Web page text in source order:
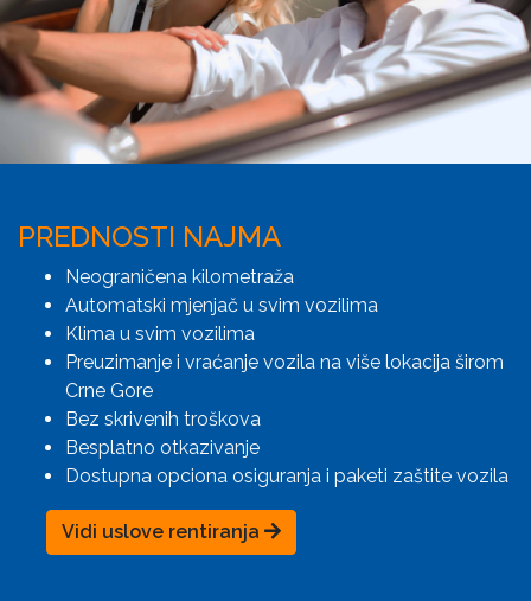
PREDNOSTI NAJMA
Neograničena kilometraža
Automatski mjenjač u svim vozilima
Klima u svim vozilima
Preuzimanje i vraćanje vozila na više lokacija širom
Crne Gore
Bez skrivenih troškova
Besplatno otkazivanje
Dostupna opciona osiguranja i paketi zaštite vozila
Vidi uslove rentiranja